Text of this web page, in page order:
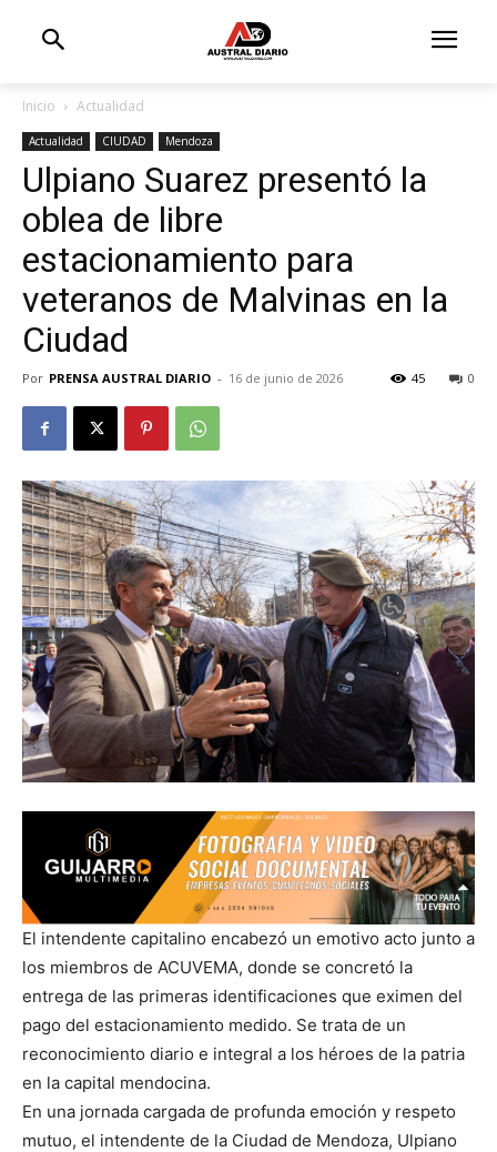
Inicio Actualidad
Actualidad CIUDAD Mendoza
Ulpiano Suarez presentó la
oblea de libre
estacionamiento para
veteranos de Malvinas en la
Ciudad
Por PRENSA AUSTRAL DIARIO - 16 de junio de 2026 0
45
El intendente capitalino encabezó un emotivo acto junto a
los miembros de ACUVEMA, donde se concretó la
entrega de las primeras identificaciones que eximen del
pago del estacionamiento medido. Se trata de un
reconocimiento diario e integral a los héroes de la patria
en la capital mendocina.
En una jornada cargada de profunda emoción y respeto
mutuo, el intendente de la Ciudad de Mendoza, Ulpiano